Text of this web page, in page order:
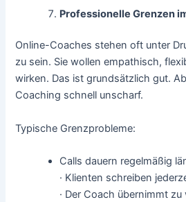
Professionelle Grenzen
Online-Coaches stehen oft unter
zu sein. Sie wollen empathisch,
wirken. Das ist grundsätzlich gut.
Coaching schnell unscharf.
Typische Grenzprobleme:
Calls dauern regelmäßig
· Klienten schreiben
· Der Coach übernimmt